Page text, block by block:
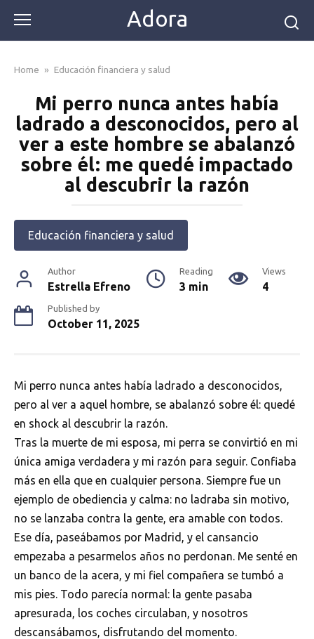
content
Adora
Home » Educación financiera y salud
Mi perro nunca antes había
ladrado a desconocidos, pero al
ver a este hombre se abalanzó
sobre él: me quedé impactado
al descubrir la razón
Educación financiera y salud
Author
Estrella Efreno
Reading
3 min
Views
4
Published by
October 11, 2025
Mi perro nunca antes había ladrado a desconocidos,
pero al ver a aquel hombre, se abalanzó sobre él: quedé
en shock al descubrir la razón.
Tras la muerte de mi esposa, mi perra se convirtió en mi
única amiga verdadera y mi razón para seguir. Confiaba
más en ella que en cualquier persona. Siempre fue un
ejemplo de obediencia y calma: no ladraba sin motivo,
no se lanzaba contra la gente, era amable con todos.
Ese día, paseábamos por Madrid, y el cansancio
empezaba a pesarmelos años no perdonan. Me senté en
un banco de la acera, y mi fiel compañera se tumbó a
mis pies. Todo parecía normal: la gente pasaba
apresurada, los coches circulaban, y nosotros
descansábamos, disfrutando del momento.